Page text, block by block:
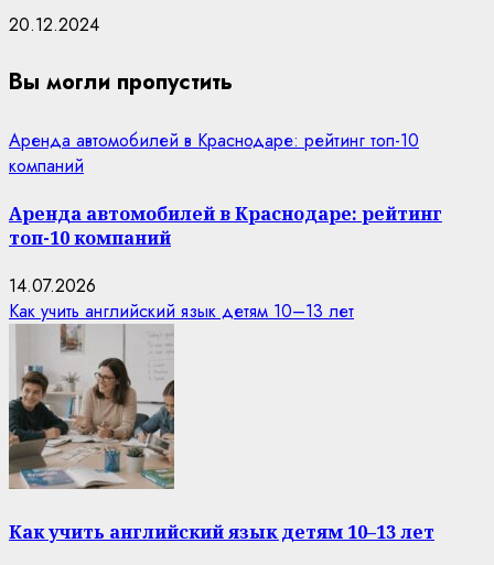
20.12.2024
Вы могли пропустить
Аренда автомобилей в Краснодаре: рейтинг топ-10
компаний
Аренда автомобилей в Краснодаре: рейтинг
топ-10 компаний
14.07.2026
Как учить английский язык детям 10–13 лет
Как учить английский язык детям 10–13 лет